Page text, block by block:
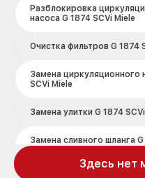
Разблокировка
насоса G 1874 SCVi Miele
Очистка фильтров G 1874
Замена циркуляционного
SCVi Miele
Замена улитки G 1874
Замена сливного шланга
Здесь нет